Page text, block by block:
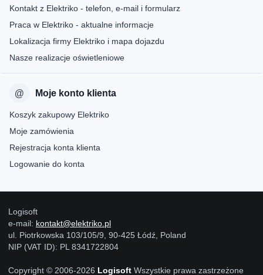
Kontakt z Elektriko - telefon, e-mail i formularz
Praca w Elektriko - aktualne informacje
Lokalizacja firmy Elektriko i mapa dojazdu
Nasze realizacje oświetleniowe
Moje konto klienta
Koszyk zakupowy Elektriko
Moje zamówienia
Rejestracja konta klienta
Logowanie do konta
Logisoft
e-mail: kontakt@elektriko.pl
ul. Piotrkowska 103/105/9, 90-425 Łódź, Poland
NIP (VAT ID): PL 8341722804
Copyright © 2006-2026 Logisoft Wszystkie prawa zastrzeżone